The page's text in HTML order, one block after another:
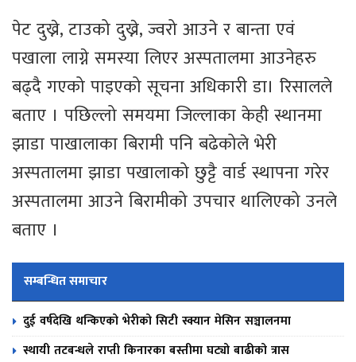
पेट दुख्ने, टाउको दुख्ने, ज्वरो आउने र बान्ता एवं
पखाला लाग्ने समस्या लिएर अस्पतालमा आउनेहरु
बढ्दै गएको पाइएको सूचना अधिकारी डा। रिसालले
बताए । पछिल्लो समयमा जिल्लाका केही स्थानमा
झाडा पाखालाका बिरामी पनि बढेकोले भेरी
अस्पतालमा झाडा पखालाको छुट्टै वार्ड स्थापना गरेर
अस्पतालमा आउने बिरामीको उपचार थालिएको उनले
बताए ।
सम्बन्धित समाचार
दुई वर्षदेखि थन्किएको भेरीको सिटी स्क्यान मेसिन सञ्चालनमा
स्थायी तटबन्धले राप्ती किनारका बस्तीमा घट्यो बाढीको त्रास